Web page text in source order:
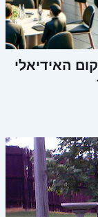
האידיאלי